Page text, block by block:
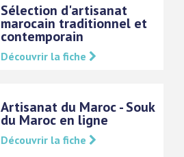
Sélection d'artisanat
marocain traditionnel et
contemporain
Découvrir la fiche
Artisanat du Maroc - Souk
du Maroc en ligne
Découvrir la fiche